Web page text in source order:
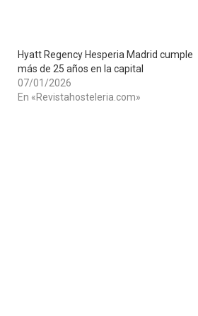
Hyatt Regency Hesperia Madrid cumple
más de 25 años en la capital
07/01/2026
En «Revistahosteleria.com»